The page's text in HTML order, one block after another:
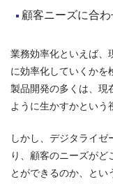
顧客ニーズに合
業務効率化といえば、
に効率化していくかを
製品開発の多くは、現
ように生かすかという
しかし、デジタライ
り、顧客のニーズがど
とができるのか、とい